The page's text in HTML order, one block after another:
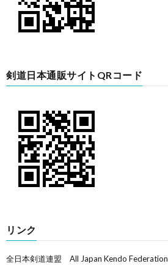
剣道日本通販サイトQRコード
リンク
全日本剣道連盟 All Japan Kendo Federation